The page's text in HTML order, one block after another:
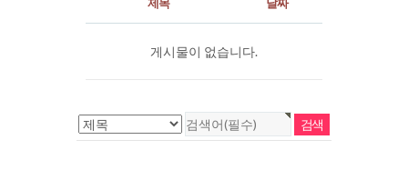
게시물이 없습니다.